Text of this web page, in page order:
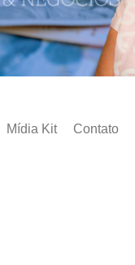
Mídia Kit Contato